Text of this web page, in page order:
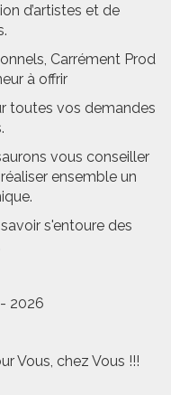
d’artistes et de
Carrément Prod
à offrir
toutes vos demandes
vous conseiller
ensemble un
s'entoure des
2026
Vous, chez Vous !!!